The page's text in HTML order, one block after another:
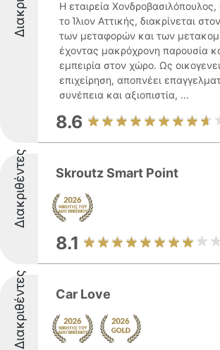
Η εταιρεία
το Ίλιον Αττικής, διακρίνεται
των μεταφορών και των
έχοντας μακρόχρονη παρουσία
εμπειρία στον χώρο. Ως
επιχείρηση, αποπνέει
συνέπεια και αξιοπιστία, ...
8.6
Διακριθέντες Skroutz Smart Point
8.1
Διακριθέντες Car Love